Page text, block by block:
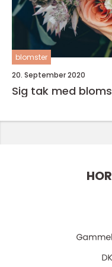
blomster
20. September 2020
Sig tak med